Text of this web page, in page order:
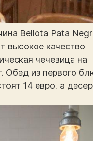
Bellota Pata
высокое качество
чечевица на
Обед из первого
14 евро, а